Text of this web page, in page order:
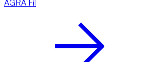
AGRA Fil